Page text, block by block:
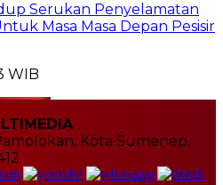
Serukan Penyelamatan
Masa Masa Depan Pesisir
WIB
Kota Sumenep,